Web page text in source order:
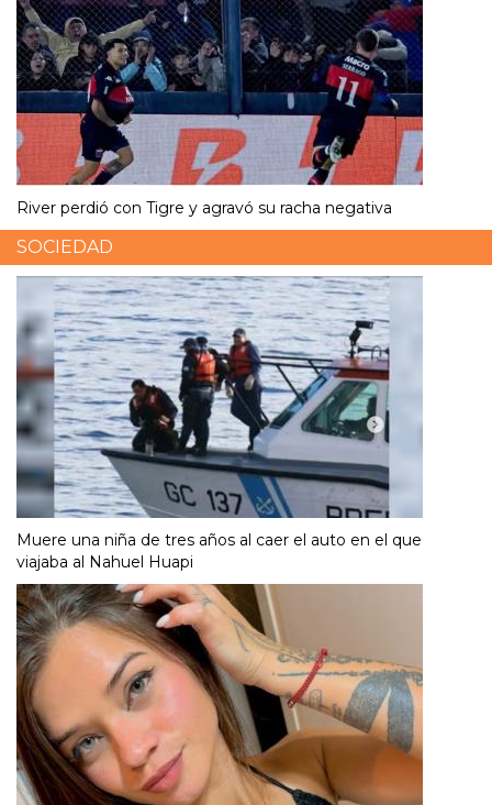
River perdió con Tigre y agravó su racha negativa
SOCIEDAD
Muere una niña de tres años al caer el auto en el que
viajaba al Nahuel Huapi